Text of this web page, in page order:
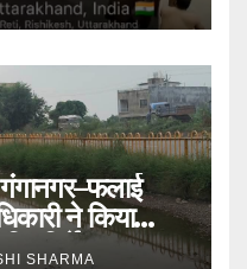
गंगानगर–फलाई
ने किया
निर्देश
SHARMA